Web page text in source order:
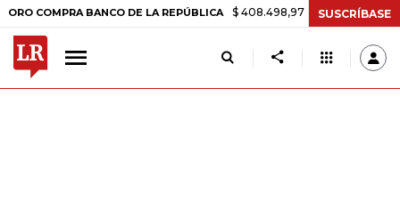
BANCO DE LA REPÚBLICA $ 408.498,97 +$ 8.753,81 +2,19%
SUSCRÍBASE